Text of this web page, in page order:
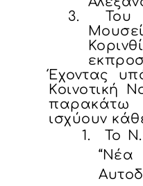
3. Του
Έχοντας
Κοινοτική
ισχύουν
1.
Το Ν.